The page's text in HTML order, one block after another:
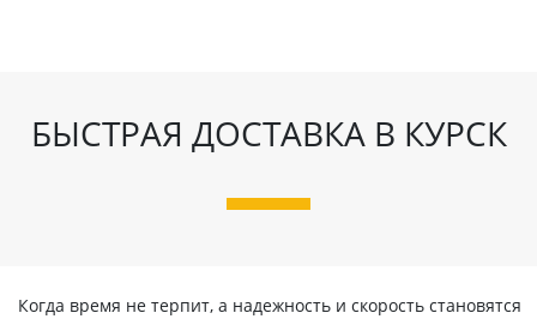
БЫСТРАЯ ДОСТАВКА В КУРСК
Когда время не терпит, а надежность и скорость становятся